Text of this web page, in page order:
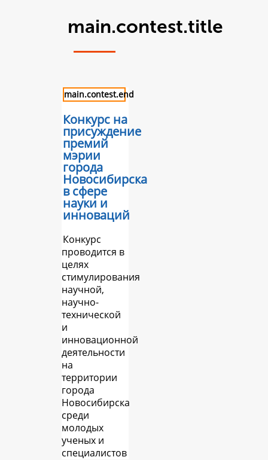
main.contest.title
main.contest.end
Конкурс на
присуждение
премий
мэрии
города
Новосибирска
в сфере
науки и
инноваций
Конкурс
проводится в
целях
стимулирования
научной,
научно-
технической
и
инновационной
деятельности
на
территории
города
Новосибирска
среди
молодых
ученых и
специалистов